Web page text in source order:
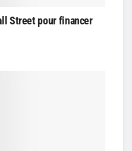
Street pour financer